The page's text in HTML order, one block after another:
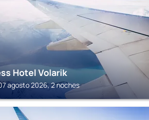
Hotel Volarik
agosto 2026, 2 noches